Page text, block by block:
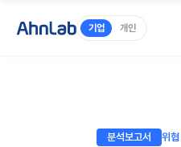
기업 개인
분석보고서 위